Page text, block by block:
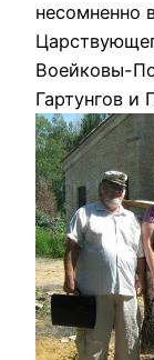
несомненно
Воейковы-
Гартунгов и